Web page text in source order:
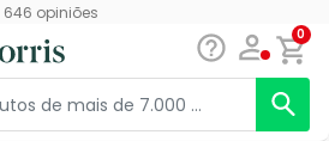
646 opiniões
0